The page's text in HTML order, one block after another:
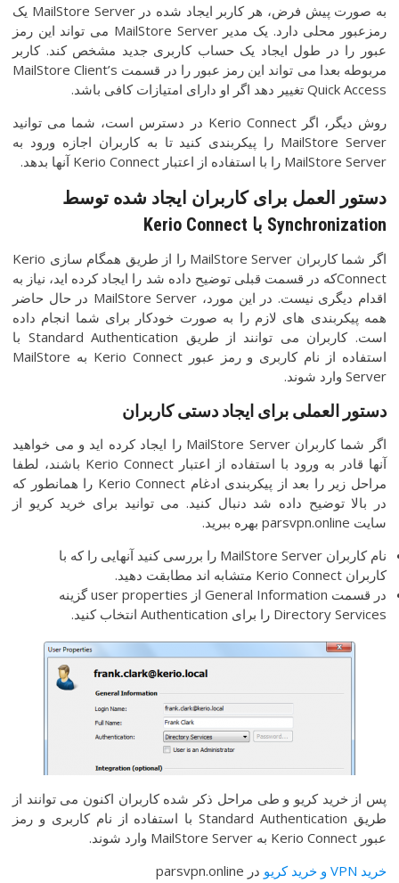
به صورت پیش فرض، هر کاربر ایجاد شده در MailStore Server یک
رمزعبور محلی دارد. یک مدیر MailStore Server می تواند این رمز
عبور را در طول ایجاد یک حساب کاربری جدید مشخص کند. کاربر
مربوطه بعدا می تواند این رمز عبور را در قسمت MailStore Client’s
Quick Access تغییر دهد اگر او دارای امتیازات کافی باشد.
روش دیگر، اگر Kerio Connect در دسترس است، شما می توانید
MailStore Server را پیکربندی کنید تا به کاربران اجازه ورود به
MailStore Server را با استفاده از اعتبار Kerio Connect آنها بدهد.
دستور العمل برای کاربران ایجاد شده توسط
Synchronization با Kerio Connect
اگر شما کاربران MailStore Server را از طریق همگام سازی Kerio
Connectکه در قسمت قبلی توضیح داده شد را ایجاد کرده اید، نیاز به
اقدام دیگری نیست. در این مورد، MailStore Server در حال حاضر
همه پیکربندی های لازم را به صورت خودکار برای شما انجام داده
است. کاربران می توانند از طریق Standard Authentication با
استفاده از نام کاربری و رمز عبور Kerio Connect به MailStore
Server وارد شوند.
دستور العملی برای ایجاد دستی کاربران
اگر شما کاربران MailStore Server را ایجاد کرده اید و می خواهید
آنها قادر به ورود با استفاده از اعتبار Kerio Connect باشند، لطفا
مراحل زیر را بعد از پیکربندی ادغام Kerio Connect را همانطور که
در بالا توضیح داده شد دنبال کنید. می توانید برای خرید کریو از
سایت parsvpn.online بهره ببرید.
نام کاربران MailStore Server را بررسی کنید آنهایی را که با
کاربران Kerio Connect متشابه اند مطابقت دهید.
در قسمت General Information از user properties گزینه
Directory Services را برای Authentication انتخاب کنید.
پس از خرید کریو و طی مراحل ذکر شده کاربران اکنون می توانند از
طریق Standard Authentication با استفاده از نام کاربری و رمز
عبور Kerio Connect به MailStore Server وارد شوند.
خرید VPN و خرید کریو
در parsvpn.online